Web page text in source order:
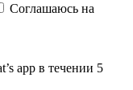
Соглашаюсь на
app в течении 5